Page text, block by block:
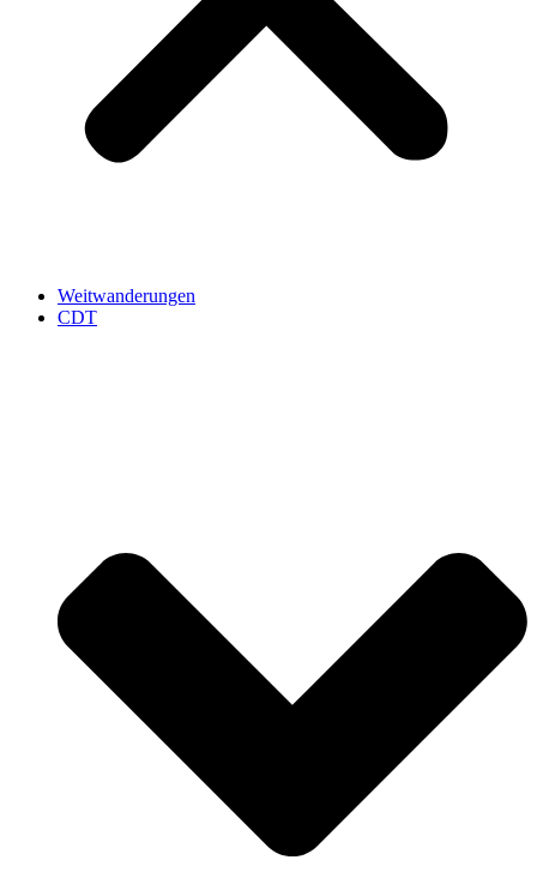
Weitwanderungen
CDT